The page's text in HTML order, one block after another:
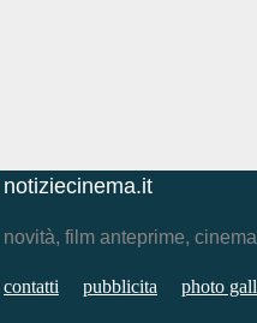
notiziecinema.it
novità, film anteprime,
contatti pubblicita photo